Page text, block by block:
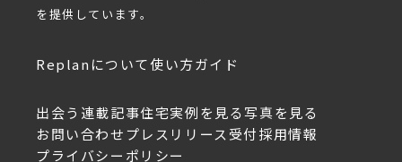
を提供しています。
Replanについて使い方ガイド
出会う 連載記事住宅実例を見る写真を見る
お問い合わせ プレスリリース受付採用情報
プライバシーポリシー